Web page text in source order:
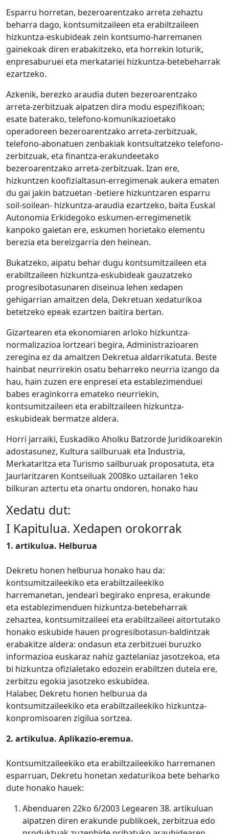
Esparru horretan, bezeroarentzako arreta zehaztu
beharra dago, kontsumitzaileen eta erabiltzaileen
hizkuntza-eskubideak zein kontsumo-harremanen
gainekoak diren erabakitzeko, eta horrekin loturik,
enpresaburuei eta merkatariei hizkuntza-betebeharrak
ezartzeko.
Azkenik, berezko araudia duten bezeroarentzako
arreta-zerbitzuak aipatzen dira modu espezifikoan;
esate baterako, telefono-komunikazioetako
operadoreen bezeroarentzako arreta-zerbitzuak,
telefono-abonatuen zenbakiak kontsultatzeko telefono-
zerbitzuak, eta finantza-erakundeetako
bezeroarentzako arreta-zerbitzuak. Izan ere,
hizkuntzen koofizialtasun-erregimenak aukera ematen
du gai jakin batzuetan -betiere hizkuntzaren esparru
soil-soilean- hizkuntza-araudia ezartzeko, baita Euskal
Autonomia Erkidegoko eskumen-erregimenetik
kanpoko gaietan ere, eskumen horietako elementu
berezia eta bereizgarria den heinean.
Bukatzeko, aipatu behar dugu kontsumitzaileen eta
erabiltzaileen hizkuntza-eskubideak gauzatzeko
progresibotasunaren diseinua lehen xedapen
gehigarrian amaitzen dela, Dekretuan xedaturikoa
betetzeko epeak ezartzen baitira bertan.
Gizartearen eta ekonomiaren arloko hizkuntza-
normalizazioa lortzeari begira, Administrazioaren
zeregina ez da amaitzen Dekretua aldarrikatuta. Beste
hainbat neurrirekin osatu beharreko neurria izango da
hau, hain zuzen ere enpresei eta establezimenduei
babes eraginkorra emateko neurriekin,
kontsumitzaileen eta erabiltzaileen hizkuntza-
eskubideak bermatze aldera.
Horri jarraiki, Euskadiko Aholku Batzorde Juridikoarekin
adostasunez, Kultura sailburuak eta Industria,
Merkataritza eta Turismo sailburuak proposatuta, eta
Jaurlaritzaren Kontseiluak 2008ko uztailaren 1eko
bilkuran aztertu eta onartu ondoren, honako hau
Xedatu dut:
I Kapitulua. Xedapen orokorrak
1. artikulua. Helburua
Dekretu honen helburua honako hau da:
kontsumitzaileekiko eta erabiltzaileekiko
harremanetan, jendeari begirako enpresa, erakunde
eta establezimenduen hizkuntza-betebeharrak
zehaztea, kontsumitzaileei eta erabiltzaileei aitortutako
honako eskubide hauen progresibotasun-baldintzak
erabakitze aldera: ondasun eta zerbitzuei buruzko
informazioa euskaraz nahiz gaztelaniaz jasotzekoa, eta
bi hizkuntza ofizialetako edozein erabiltzen dutela ere,
zerbitzu egokia jasotzeko eskubidea.
Halaber, Dekretu honen helburua da
kontsumitzaileekiko eta erabiltzaileekiko hizkuntza-
konpromisoaren zigilua sortzea.
2. artikulua. Aplikazio-eremua.
Kontsumitzaileekiko eta erabiltzaileekiko harremanen
esparruan, Dekretu honetan xedaturikoa bete beharko
dute honako hauek:
Abenduaren 22ko 6/2003 Legearen 38. artikuluan
aipatzen diren erakunde publikoek, zerbitzua edo